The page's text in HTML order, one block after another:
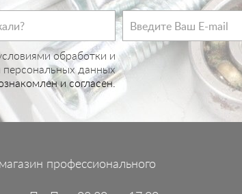
обработки и
персональных данных
и согласен.
профессионального